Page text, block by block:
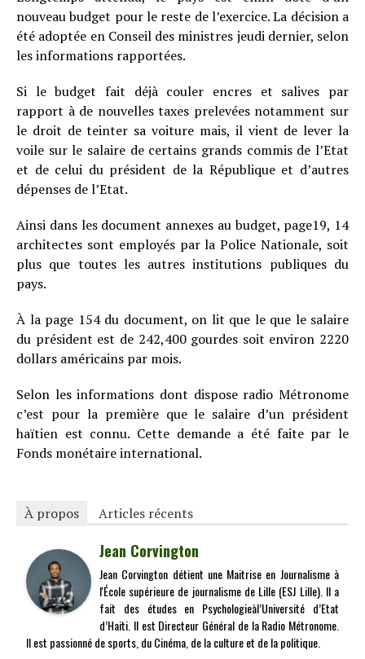
nouveau budget pour le reste de l’exercice. La décision a
été adoptée en Conseil des ministres jeudi dernier, selon
les informations rapportées.
Si le budget fait déjà couler encres et salives par
rapport à de nouvelles taxes prelevées notamment sur
le droit de teinter sa voiture mais, il vient de lever la
voile sur le salaire de certains grands commis de l’Etat
et de celui du président de la République et d’autres
dépenses de l’Etat.
Ainsi dans les document annexes au budget, page19, 14
architectes sont employés par la Police Nationale, soit
plus que toutes les autres institutions publiques du
pays.
À la page 154 du document, on lit que le que le salaire
du président est de 242,400 gourdes soit environ 2220
dollars américains par mois.
Selon les informations dont dispose radio Métronome
c’est pour la première que le salaire d’un président
haïtien est connu. Cette demande a été faite par le
Fonds monétaire international.
À propos Articles récents
Jean Corvington
Jean Corvington détient une Maitrise en Journalisme à
l'École supérieure de journalisme de Lille (ESJ Lille). Il a
fait des études en Psychologieàl’Université d’Etat
d’Haiti. Il est Directeur Général de la Radio Métronome.
Il est passionné de sports, du Cinéma, de la culture et de la politique.